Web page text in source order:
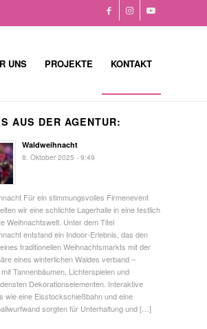
UNS PROJEKTE KONTAKT
AUS DER AGENTUR:
Waldweihnacht
8. Oktober 2025 - 9:49
Für ein stimmungsvolles Firmenevent
wir eine schlichte Lagerhalle in eine festlich
Weihnachtswelt. Unter dem Titel
entstand ein Indoor-Erlebnis, das den
traditionellen Weihnachtsmarkts mit der
eines winterlichen Waldes verband –
Tannenbäumen, Lichterspielen und
Dekorationselementen. Interaktive
wie eine Eisstockschießbahn und eine
sorgten für Unterhaltung und […]